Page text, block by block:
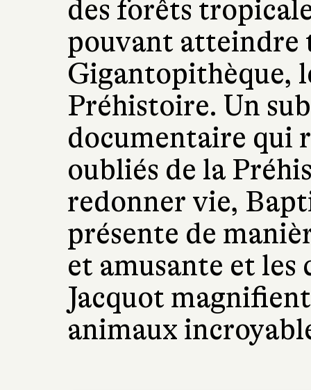
des forêts
pouvant atteindre
Gigantopithèque,
Préhistoire. Un
documentaire qui
oubliés de la
redonner vie,
présente de
et amusante et les
Jacquot
animaux